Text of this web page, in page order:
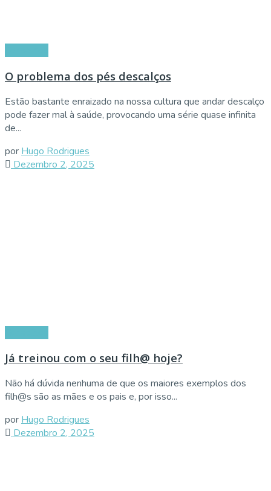
O problema dos pés descalços
Estão bastante enraizado na nossa cultura que andar descalço
pode fazer mal à saúde, provocando uma série quase infinita
de...
por Hugo Rodrigues
Dezembro 2, 2025
Já treinou com o seu filh@ hoje?
Não há dúvida nenhuma de que os maiores exemplos dos
filh@s são as mães e os pais e, por isso...
por Hugo Rodrigues
Dezembro 2, 2025